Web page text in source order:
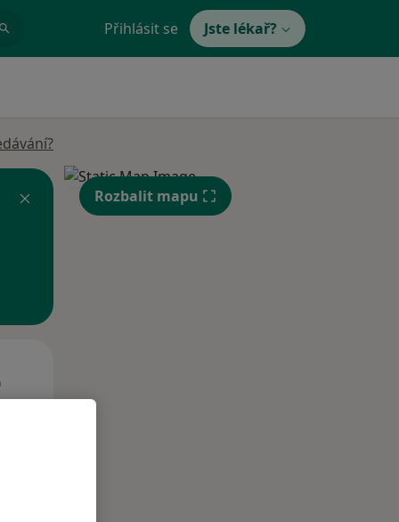
Přihlásit se Jste lékař?
Rozbalit mapu